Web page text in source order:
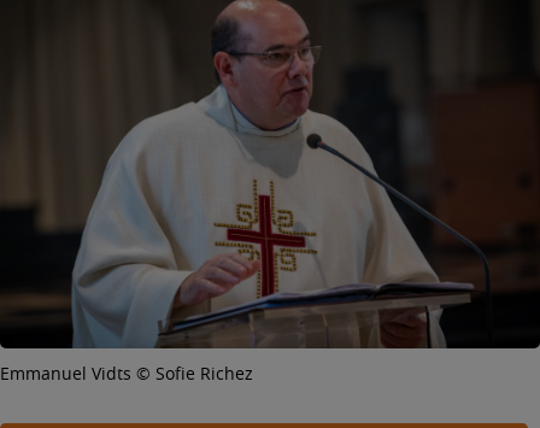
Emmanuel Vidts © Sofie Richez